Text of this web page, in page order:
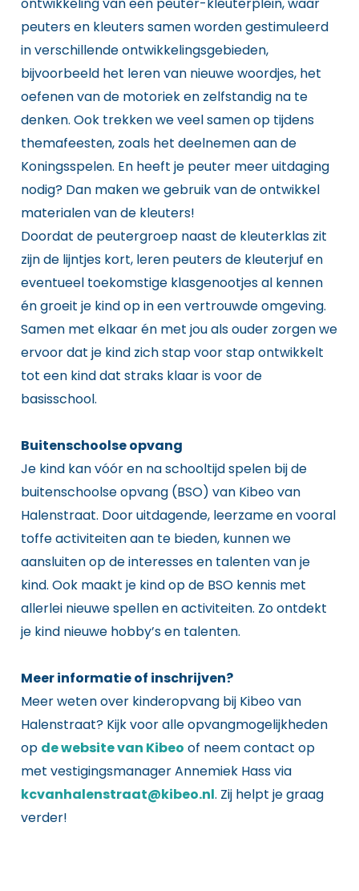
peuters en kleuters samen worden gestimuleerd
in verschillende ontwikkelingsgebieden,
bijvoorbeeld het leren van nieuwe woordjes, het
oefenen van de motoriek en zelfstandig na te
denken. Ook trekken we veel samen op tijdens
themafeesten, zoals het deelnemen aan de
Koningsspelen. En heeft je peuter meer uitdaging
nodig? Dan maken we gebruik van de ontwikkel
materialen van de kleuters!
Doordat de peutergroep naast de kleuterklas zit
zijn de lijntjes kort, leren peuters de kleuterjuf en
eventueel toekomstige klasgenootjes al kennen
én groeit je kind op in een vertrouwde omgeving.
Samen met elkaar én met jou als ouder zorgen we
ervoor dat je kind zich stap voor stap ontwikkelt
tot een kind dat straks klaar is voor de
basisschool.
Buitenschoolse opvang
Je kind kan vóór en na schooltijd spelen bij de
buitenschoolse opvang (BSO) van Kibeo van
Halenstraat. Door uitdagende, leerzame en vooral
toffe activiteiten aan te bieden, kunnen we
aansluiten op de interesses en talenten van je
kind. Ook maakt je kind op de BSO kennis met
allerlei nieuwe spellen en activiteiten. Zo ontdekt
je kind nieuwe hobby’s en talenten.
Meer informatie of inschrijven?
Meer weten over kinderopvang bij Kibeo van
Halenstraat? Kijk voor alle opvangmogelijkheden
op de website van Kibeo of neem contact op
met vestigingsmanager Annemiek Hass via
kcvanhalenstraat@kibeo.nl. Zij helpt je graag
verder!